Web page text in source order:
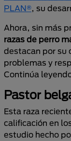
PLAN®, su
Ahora, sin más
razas de perro
destacan por su
problemas y
Continúa
Pastor
Esta raza
calificación en
estudio hecho